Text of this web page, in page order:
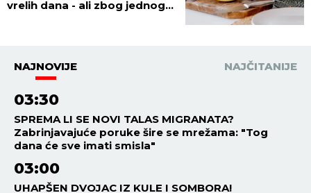
vrelih dana - ali zbog jednog
NAJNOVIJE NAJČITANIJE
03:30
SPREMA LI SE NOVI TALAS MIGRANATA?
Zabrinjavajuće poruke šire se mrežama: "Tog
dana će sve imati smisla"
03:00
UHAPŠEN DVOJAC IZ KULE I SOMBORA!